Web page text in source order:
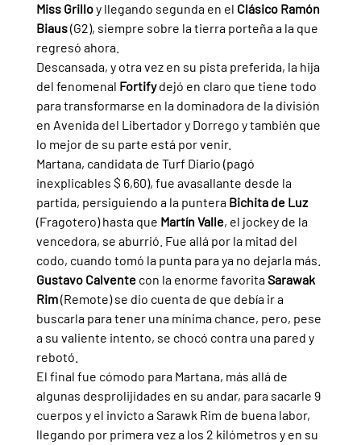
Miss Grillo y llegando segunda en el Clásico Ramón
Biaus (G2), siempre sobre la tierra porteña a la que
regresó ahora.
Descansada, y otra vez en su pista preferida, la hija
del fenomenal Fortify dejó en claro que tiene todo
para transformarse en la dominadora de la división
en Avenida del Libertador y Dorrego y también que
lo mejor de su parte está por venir.
Martana, candidata de Turf Diario (pagó
inexplicables $ 6,60), fue avasallante desde la
partida, persiguiendo a la puntera Bichita de Luz
(Fragotero) hasta que Martín Valle, el jockey de la
vencedora, se aburrió. Fue allá por la mitad del
codo, cuando tomó la punta para ya no dejarla más.
Gustavo Calvente con la enorme favorita Sarawak
Rim (Remote) se dio cuenta de que debía ir a
buscarla para tener una mínima chance, pero, pese
a su valiente intento, se chocó contra una pared y
rebotó.
El final fue cómodo para Martana, más allá de
algunas desprolijidades en su andar, para sacarle 9
cuerpos y el invicto a Sarawk Rim de buena labor,
llegando por primera vez a los 2 kilómetros y en su